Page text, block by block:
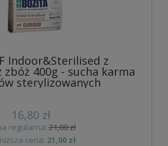
Indoor&Sterilised z
400g - sucha karma
sterylizowanych
16,80 zł
regularna:21,00 zł
cena: 21,00 zł